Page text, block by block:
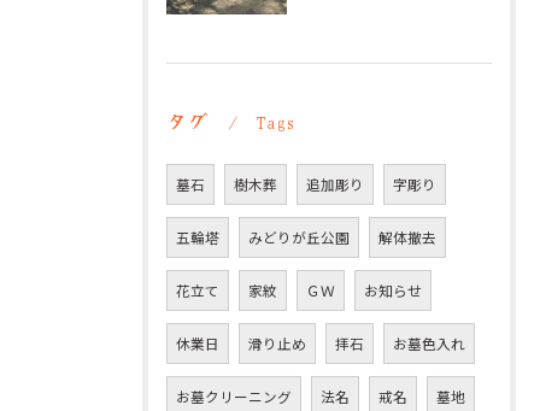
タグ Tags
墓石 樹木葬 追加彫り 字彫り
五輪塔 みどりが丘公園 解体撤去
花立て 家紋 ＧＷ お知らせ
休業日 滑り止め 拝石 お墓色入れ
お墓クリーニング 法名 戒名 墓地